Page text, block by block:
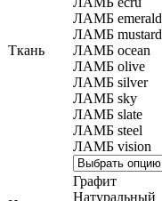
Ткань
ЛАМБ emerald
ЛАМБ mustard
ЛАМБ ocean
ЛАМБ olive
ЛАМБ silver
ЛАМБ sky
ЛАМБ slate
ЛАМБ steel
ЛАМБ vision
Графит
Натуральный